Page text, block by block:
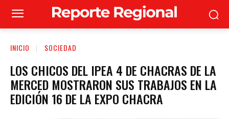
INICIO SOCIEDAD
LOS CHICOS DEL IPEA 4 DE CHACRAS DE LA
MERCED MOSTRARON SUS TRABAJOS EN LA
EDICIÓN 16 DE LA EXPO CHACRA